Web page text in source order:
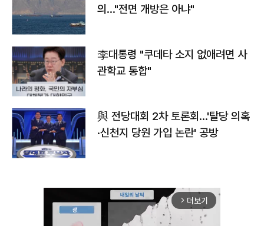
의…"전면 개방은 아냐"
李대통령 "쿠데타 소지 없애려면 사
관학교 통합"
與 전당대회 2차 토론회…'탈당 의혹
·신천지 당원 가입 논란' 공방
arrow_forward_ios 더보기